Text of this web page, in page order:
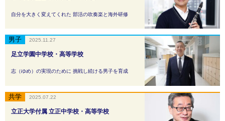
自分を大きく変えてくれた 部活の吹奏楽と海外研修
足立学園中学校・高等学校
志（ゆめ）の実現のために 挑戦し続ける男子を育成
2025.11.27
立正大学付属 立正中学校・高等学校
2025.07.22